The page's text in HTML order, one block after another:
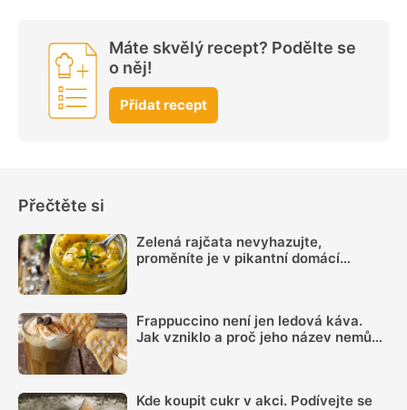
Máte skvělý recept? Podělte se
o něj!
Přidat recept
Přečtěte si
Zelená rajčata nevyhazujte,
proměníte je v pikantní domácí
Frappuccino není jen ledová káva.
Jak vzniklo a proč jeho název nemůže
Kde koupit cukr v akci. Podívejte se